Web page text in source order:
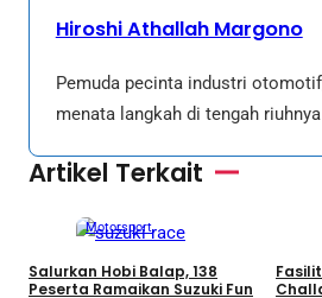
Hiroshi Athallah Margono
Pemuda pecinta industri
menata langkah di tengah
Artikel Terkait
Motorsport
Salurkan Hobi Balap, 138
Peserta Ramaikan Suzuki Fun